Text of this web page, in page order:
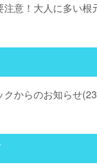
意！大人に多い根
クからのお知らせ